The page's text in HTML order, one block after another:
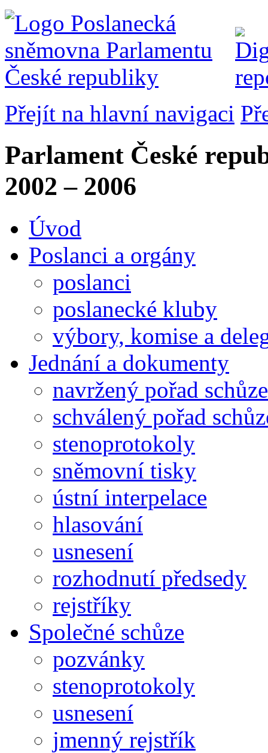
Přejít na hlavní navigaci
Parlament České
2002 – 2006
Úvod
Poslanci a orgány
poslanci
poslanecké kluby
výbory, komise a
Jednání a dokumenty
navržený pořad schůze
schválený pořad
stenoprotokoly
sněmovní tisky
ústní interpelace
hlasování
usnesení
rozhodnutí předsedy
rejstříky
Společné schůze
pozvánky
stenoprotokoly
usnesení
jmenný rejstřík